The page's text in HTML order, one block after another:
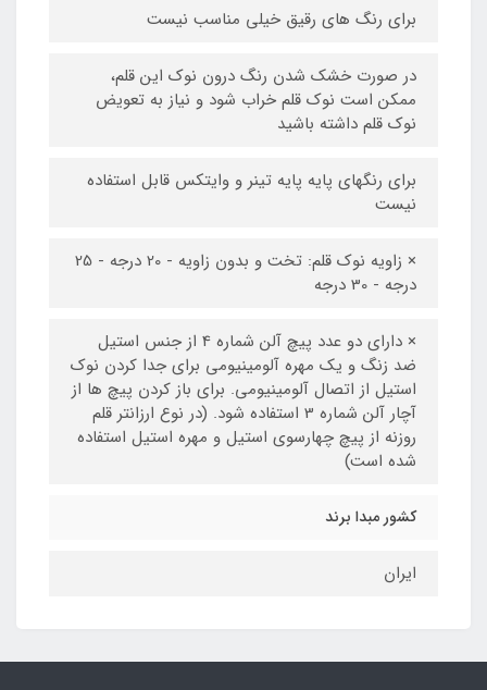
برای رنگ های رقیق خیلی مناسب نیست
در صورت خشک شدن رنگ درون نوک این قلم،
ممکن است نوک قلم خراب شود و نیاز به تعویض
نوک قلم داشته باشید
برای رنگهای پایه پایه تینر و وایتکس قابل استفاده
نیست
× زاویه نوک قلم: تخت و بدون زاویه - 20 درجه - 25
درجه - 30 درجه
× دارای دو عدد پیچ آلن شماره 4 از جنس استیل
ضد زنگ و یک مهره آلومینیومی برای جدا کردن نوک
استیل از اتصال آلومینیومی. برای باز کردن پیچ ها از
آچار آلن شماره 3 استفاده شود. (در نوع ارزانتر قلم
روزنه از پیچ چهارسوی استیل و مهره استیل استفاده
شده است)
کشور مبدا برند
ایران